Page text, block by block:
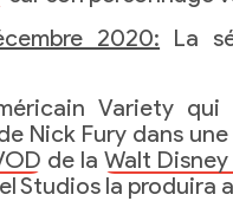
2020: La
Variety
Nick Fury dans
de la Walt
Studios la produira